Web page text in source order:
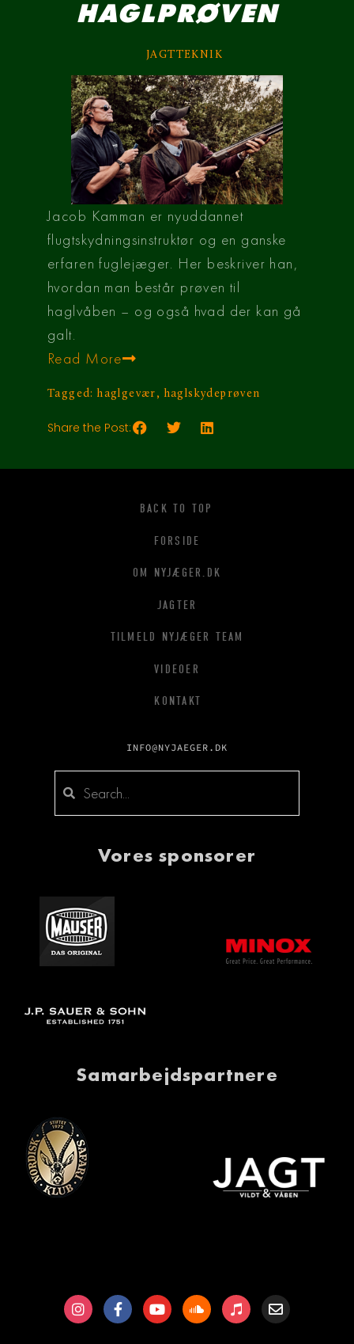
HAGLPRØVEN
JAGTTEKNIK
Jacob Kamman er nyuddannet
flugtskydningsinstruktør og en ganske
erfaren fuglejæger. Her beskriver han,
hvordan man består prøven til
haglvåben – og også hvad der kan gå
galt.
Read More
Tagged:haglgevær , haglskydeprøven
Share the Post:
BACK TO TOP
FORSIDE
OM NYJÆGER.DK
JAGTER
TILMELD NYJÆGER TEAM
VIDEOER
KONTAKT
INFO@NYJAEGER.DK
Vores sponsorer
Samarbejdspartnere